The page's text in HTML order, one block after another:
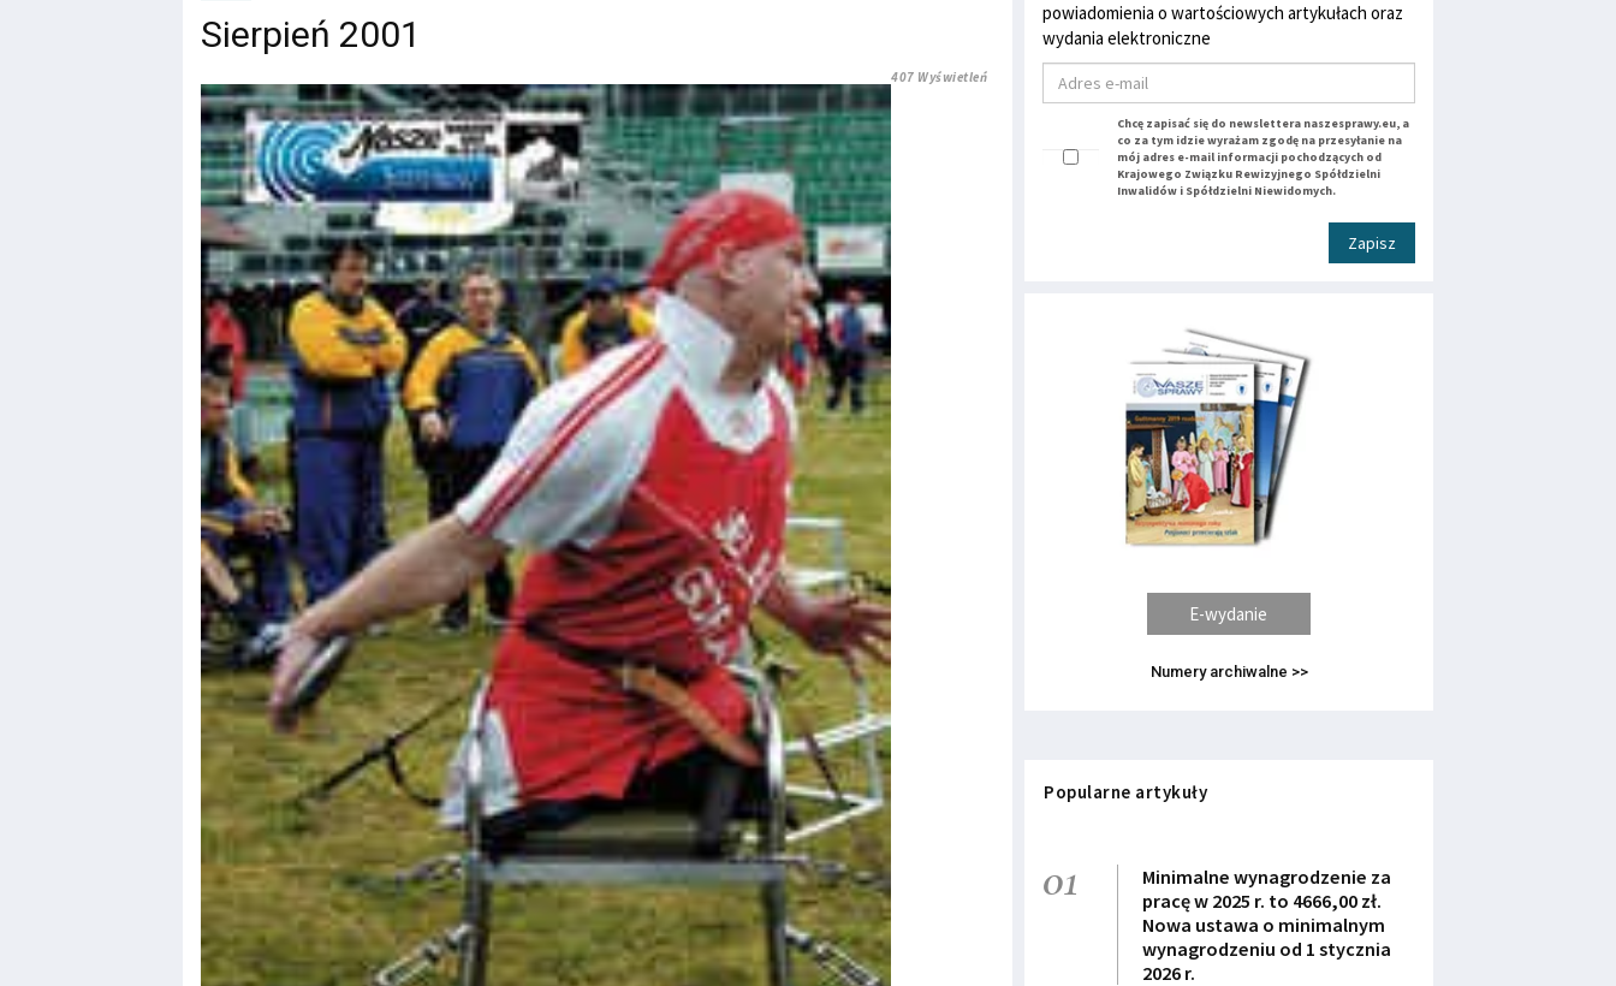
Sierpień 2001
407 Wyświetleń
powiadomienia o wartościowych artykułach oraz
wydania elektroniczne
Chcę zapisać się do newslettera naszesprawy.eu, a
co za tym idzie wyrażam zgodę na przesyłanie na
mój adres e-mail informacji pochodzących od
Krajowego Związku Rewizyjnego Spółdzielni
Inwalidów i Spółdzielni Niewidomych.
Zapisz
E-wydanie
Numery archiwalne >>
Popularne artykuły
01
Minimalne wynagrodzenie za
pracę w 2025 r. to 4666,00 zł.
Nowa ustawa o minimalnym
wynagrodzeniu od 1 stycznia
2026 r.